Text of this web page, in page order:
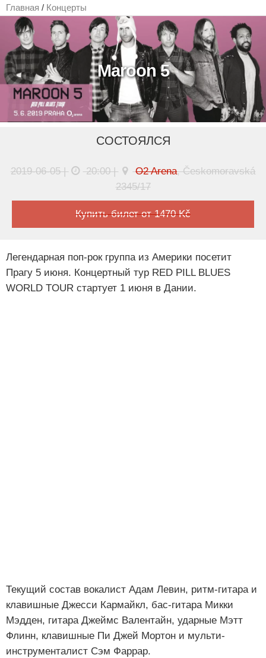
Главная / Концерты
Maroon 5
СОСТОЯЛСЯ
2019-06-05 | 20:00 | O2 Arena, Českomoravská
2345/17
Купить билет от 1470 Kč
Легендарная поп-рок группа из Америки посетит
Прагу 5 июня. Концертный тур RED PILL BLUES
WORLD TOUR стартует 1 июня в Дании.
Текущий состав вокалист Адам Левин, ритм-гитара и
клавишные Джесси Кармайкл, бас-гитара Микки
Мэдден, гитара Джеймс Валентайн, ударные Мэтт
Флинн, клавишные Пи Джей Мортон и мульти-
инструменталист Сэм Фаррар.